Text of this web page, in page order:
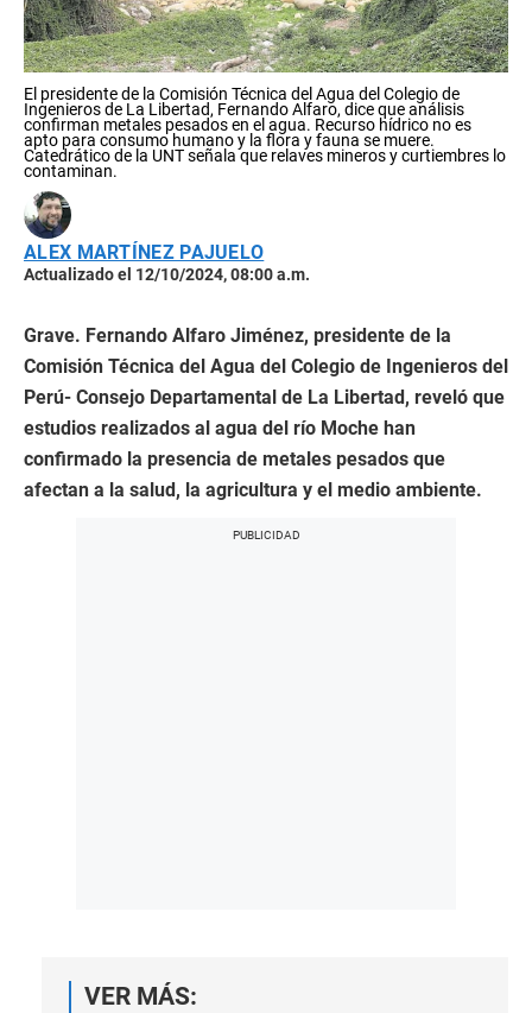
El presidente de la Comisión Técnica del Agua del Colegio de
Ingenieros de La Libertad, Fernando Alfaro, dice que análisis
confirman metales pesados en el agua. Recurso hídrico no es
apto para consumo humano y la flora y fauna se muere.
Catedrático de la UNT señala que relaves mineros y curtiembres lo
contaminan.
ALEX MARTÍNEZ PAJUELO
Actualizado el 12/10/2024, 08:00 a.m.
Grave. Fernando Alfaro Jiménez, presidente de la
Comisión Técnica del Agua del Colegio de Ingenieros del
Perú- Consejo Departamental de La Libertad, reveló que
estudios realizados al agua del río Moche han
confirmado la presencia de metales pesados que
afectan a la salud, la agricultura y el medio ambiente.
VER MÁS: